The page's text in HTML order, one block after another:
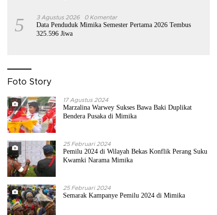
5 3 Agustus 2026 0 Komentar
Data Penduduk Mimika Semester Pertama 2026 Tembus
325.596 Jiwa
Foto Story
17 Agustus 2024
Marzalina Warwey Sukses Bawa Baki Duplikat
Bendera Pusaka di Mimika
25 Februari 2024
Pemilu 2024 di Wilayah Bekas Konflik Perang Suku
Kwamki Narama Mimika
25 Februari 2024
Semarak Kampanye Pemilu 2024 di Mimika